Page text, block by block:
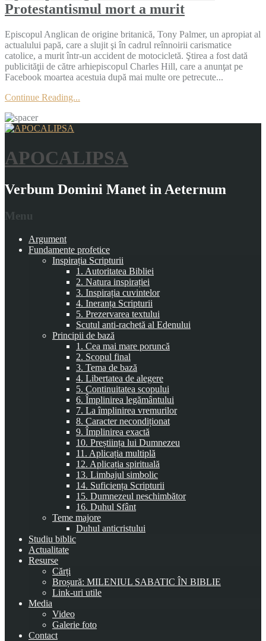
Protestantismul mort a murit
Episcopul Anglican de origine britanică, Tony Palmer, un apropiat al
actualului papă, care a slujit şi în cadrul reînnoirii carismatice
catolice, a murit într-un accident de motocicletă. Ştirea a fost dată
publicităţii de către arhiepiscopul Charles Hill, care a anunţat pe
Facebook moartea acestuia după mai multe ore petrecute...
Continue Reading...
APOCALIPSA
Verbum Domini Manet in Aeternum
Menu
Argument
Fundamente profetice
Inspirația Scripturii
1. Autoritatea Bibliei
2. Natura inspirației
3. Inspirația cuvintelor
4. Ineranța Scripturii
5. Prezervarea textului
Scutul anti-rachetă al Edenului
Principii de bază
1. Cea mai mare poruncă
2. Scopul final
3. Tema de bază
4. Libertatea de alegere
5. Continuitatea scopului
6. Împlinirea legământului
7. La împlinirea vremurilor
8. Caracter necondiționat
9. Împlinirea exactă
10. Preștiința lui Dumnezeu
11. Aplicația multiplă
12. Aplicația spirituală
13. Limbajul simbolic
14. Suficiența Scripturii
15. Dumnezeul neschimbător
16. Duhul Sfânt
Teme majore
Duhul anticristului
Studiu biblic
Actualitate
Resurse
Cărți
Broșură: MILENIUL SABATIC ÎN BIBLIE
Link-uri utile
Media
Video
Galerie foto
Contact